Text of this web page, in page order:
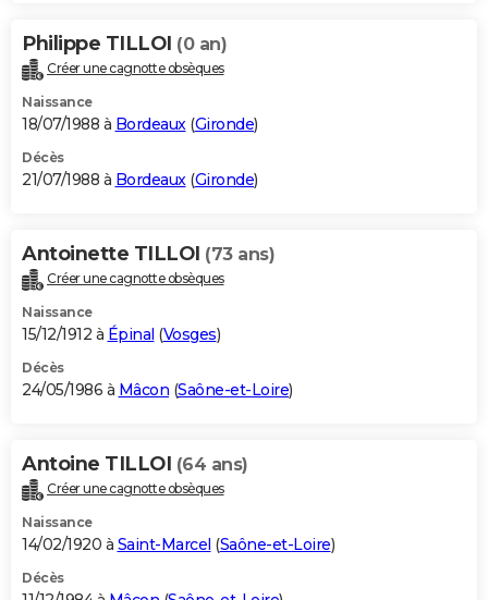
Philippe TILLOI (0 an)
Créer une cagnotte obsèques
Naissance
18/07/1988 à Bordeaux(Gironde)
Décès
21/07/1988 à Bordeaux(Gironde)
Antoinette TILLOI (73 ans)
Créer une cagnotte obsèques
Naissance
15/12/1912 à Épinal (Vosges)
Décès
24/05/1986 à Mâcon (Saône-et-Loire)
Antoine TILLOI (64 ans)
Créer une cagnotte obsèques
Naissance
14/02/1920 à Saint-Marcel (Saône-et-Loire)
Décès